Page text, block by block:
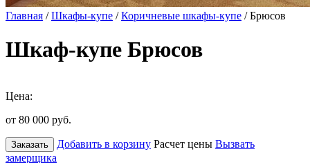
Главная /Шкафы-купе /Коричневые шкафы-купе / Брюсов
Шкаф-купе Брюсов
Цена:
от 80 000 руб.
Заказать Добавить в корзину Расчет цены Вызвать
замерщика